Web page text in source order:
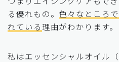
る優れもの。 色々なところ
れている 理由がわかります。
私はエッセンシャルオイル